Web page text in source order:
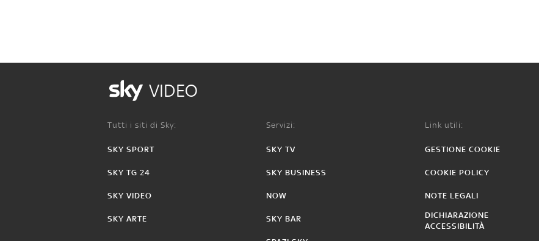
VIDEO
Tutti i siti di Sky:
SKY SPORT
SKY TG 24
SKY VIDEO
SKY ARTE
Servizi:
SKY TV
SKY BUSINESS
NOW
SKY BAR
Link utili:
GESTIONE COOKIE
COOKIE POLICY
NOTE LEGALI
DICHIARAZIONE
ACCESSIBILITÀ